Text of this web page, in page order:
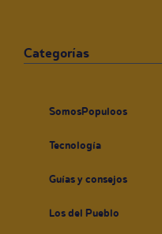
Categorías
SomosPopuloos
Tecnología
Guías y consejos
Los del Pueblo